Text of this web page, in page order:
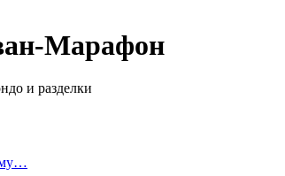
Марафон
и разделки